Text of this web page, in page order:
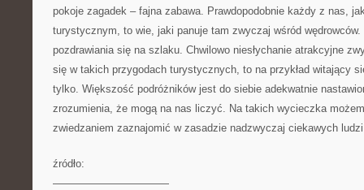
pokoje zagadek – fajna zabawa. Prawdopodobnie każdy z nas,
turystycznym, to wie, jaki panuje tam zwyczaj wśród
pozdrawiania się na szlaku. Chwilowo niesłychanie atrakcyjne
się w takich przygodach turystycznych, to na przykład witający
tylko. Większość podróżników jest do siebie adekwatnie
zrozumienia, że mogą na nas liczyć. Na takich wycieczka
zwiedzaniem zaznajomić w zasadzie nadzwyczaj ciekawych
źródło:
———————————